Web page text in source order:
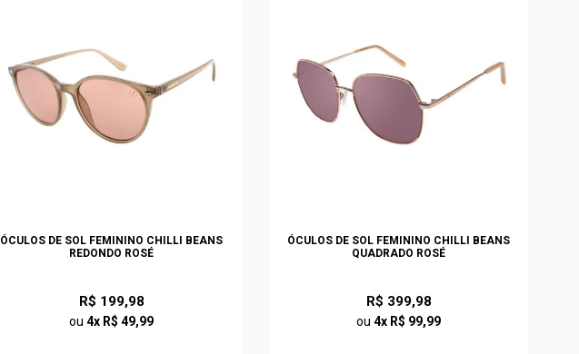
ÓCULOS DE SOL FEMININO CHILLI BEANS
REDONDO ROSÉ
R$ 199,98
ou4x R$ 49,99
ÓCULOS DE SOL FEMININO CHILLI BEANS
QUADRADO ROSÉ
R$ 399,98
ou4x R$ 99,99